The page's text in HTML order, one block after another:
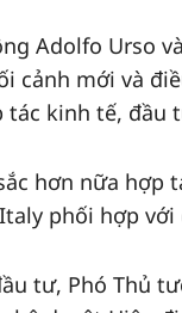
Adolfo Urso
cảnh mới và
tác kinh tế, đầu
hơn nữa hợp
phối hợp
tư, Phó Thủ